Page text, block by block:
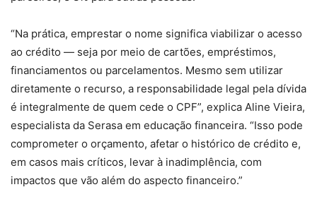
“Na prática, emprestar o nome significa viabilizar o acesso
ao crédito — seja por meio de cartões, empréstimos,
financiamentos ou parcelamentos. Mesmo sem utilizar
diretamente o recurso, a responsabilidade legal pela dívida
é integralmente de quem cede o CPF”, explica Aline Vieira,
especialista da Serasa em educação financeira. “Isso pode
comprometer o orçamento, afetar o histórico de crédito e,
em casos mais críticos, levar à inadimplência, com
impactos que vão além do aspecto financeiro.”